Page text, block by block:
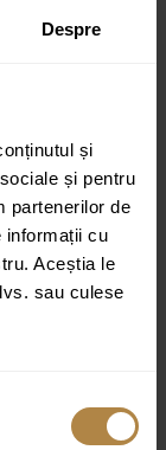
Despre
și
și pentru
partenerilor de
informații cu
Aceștia le
sau culese
apa și